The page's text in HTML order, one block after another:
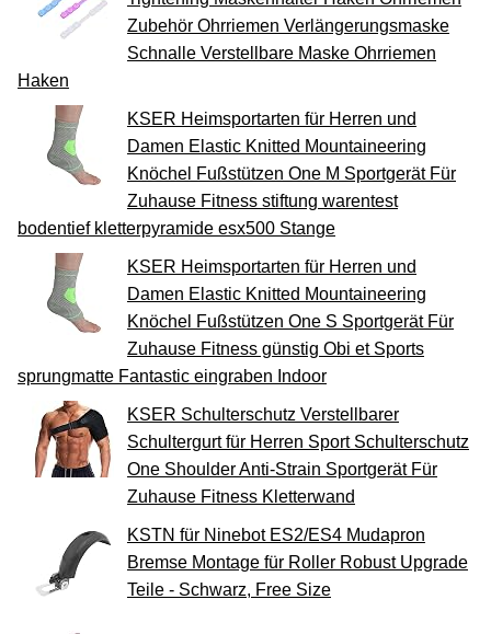
Zubehör Ohrriemen Verlängerungsmaske
Schnalle Verstellbare Maske Ohrriemen
Haken
KSER Heimsportarten für Herren und
Damen Elastic Knitted Mountaineering
Knöchel Fußstützen One M Sportgerät Für
Zuhause Fitness stiftung warentest
bodentief kletterpyramide esx500 Stange
KSER Heimsportarten für Herren und
Damen Elastic Knitted Mountaineering
Knöchel Fußstützen One S Sportgerät Für
Zuhause Fitness günstig Obi et Sports
sprungmatte Fantastic eingraben Indoor
KSER Schulterschutz Verstellbarer
Schultergurt für Herren Sport Schulterschutz
One Shoulder Anti-Strain Sportgerät Für
Zuhause Fitness Kletterwand
KSTN für Ninebot ES2/ES4 Mudapron
Bremse Montage für Roller Robust Upgrade
Teile - Schwarz, Free Size